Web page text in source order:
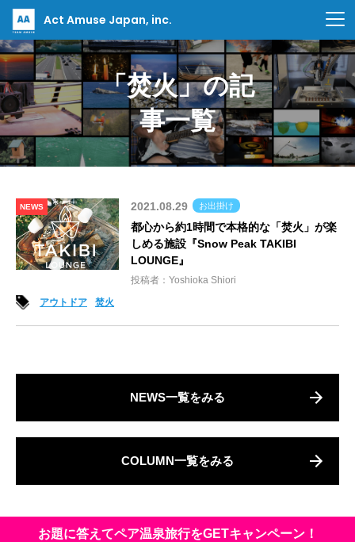
Act Amuse Japan, inc.
「焚火」の記
事一覧
NEWS 2021.08.29 お出掛け
都心から約1時間で本格的な「焚火」が楽
しめる施設『Snow Peak TAKIBI
LOUNGE』
投稿者：Yoshioka Shiori
アウトドア
焚火
NEWS一覧をみる
COLUMN一覧をみる
お題に答えてペア温泉旅行をGETキャンペーン！